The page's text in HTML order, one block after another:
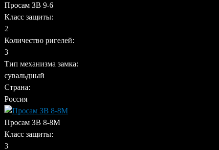
Просам ЗВ 9-6
Класс защиты:
2
Количество ригелей:
3
Тип механизма замка:
сувальдный
Страна:
Россия
Просам ЗВ 8-8М
Класс защиты:
3